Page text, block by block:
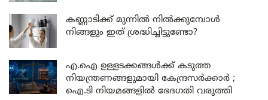
കണ്ണാടിക്ക് മുന്നിൽ നിൽക്കുമ്പോൾ
നിങ്ങളും ഇത് ശ്രദ്ധിച്ചിട്ടുണ്ടോ?
എ.ഐ ഉള്ളടക്കങ്ങൾക്ക് കടുത്ത
നിയന്ത്രണങ്ങളുമായി കേന്ദ്രസർക്കാർ ;
ഐ.ടി നിയമങ്ങളിൽ ഭേദഗതി വരുത്തി